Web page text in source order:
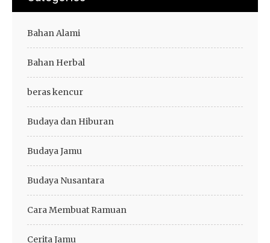
Bahan Alami
Bahan Herbal
beras kencur
Budaya dan Hiburan
Budaya Jamu
Budaya Nusantara
Cara Membuat Ramuan
Cerita Jamu